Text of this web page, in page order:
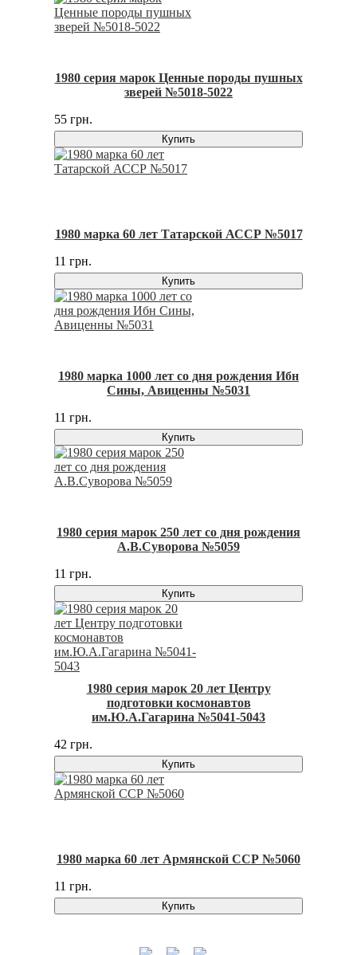
1980 серия марок Ценные породы пушных
зверей №5018-5022
55 грн.
Купить
1980 марка 60 лет Татарской АССР №5017
11 грн.
Купить
1980 марка 1000 лет со дня рождения Ибн
Сины, Авиценны №5031
11 грн.
Купить
1980 серия марок 250 лет со дня рождения
А.В.Суворова №5059
11 грн.
Купить
1980 серия марок 20 лет Центру
подготовки космонавтов
им.Ю.А.Гагарина №5041-5043
42 грн.
Купить
1980 марка 60 лет Армянской ССР №5060
11 грн.
Купить